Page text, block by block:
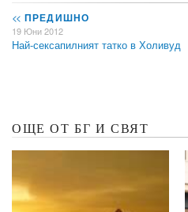
<< ПРЕДИШНО
19 Юни 2012
Най-сексапилният татко в Холивуд
ОЩЕ ОТ БГ И СВЯТ